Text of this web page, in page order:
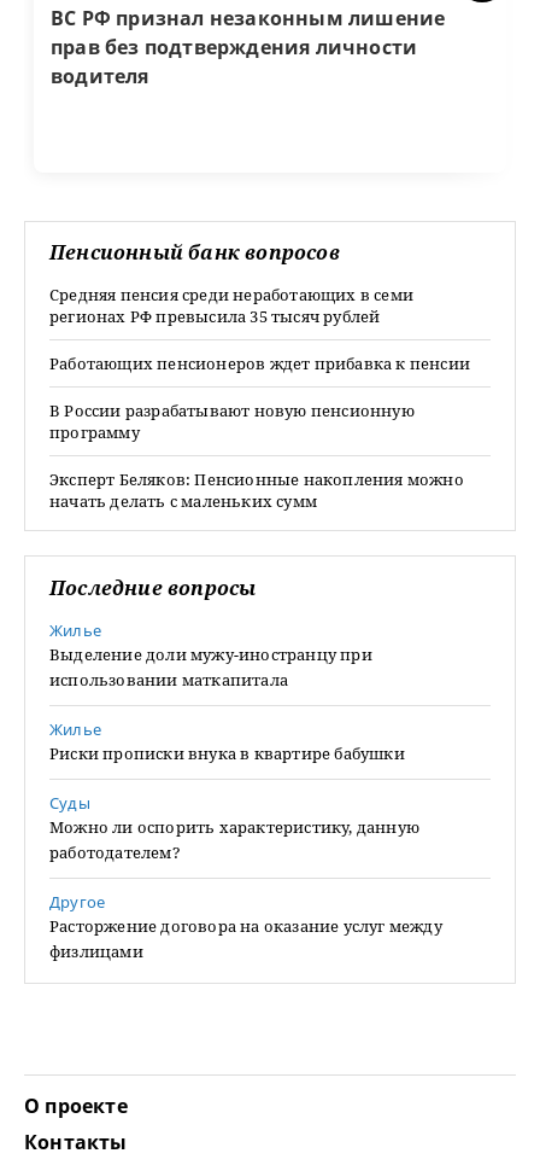
ВС РФ признал незаконным лишение
прав без подтверждения личности
водителя
Пенсионный банк вопросов
Средняя пенсия среди неработающих в семи
регионах РФ превысила 35 тысяч рублей
Работающих пенсионеров ждет прибавка к пенсии
В России разрабатывают новую пенсионную
программу
Эксперт Беляков: Пенсионные накопления можно
начать делать с маленьких сумм
Последние вопросы
Жилье
Выделение доли мужу-иностранцу при
использовании маткапитала
Жилье
Риски прописки внука в квартире бабушки
Суды
Можно ли оспорить характеристику, данную
работодателем?
Другое
Расторжение договора на оказание услуг между
физлицами
О проекте
Контакты